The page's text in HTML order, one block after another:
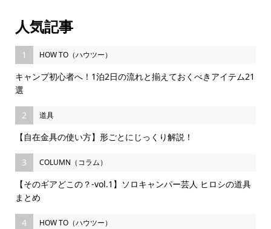
人気記事
1 HOW TO（ハウツー）
キャンプ初心者へ！1泊2日の流れと揃えておくべきアイテム21
選
2 道具
【自在金具の使い方】形ごとにじっくり解説！
3 COLUMN（コラム）
【そのギアどこの？-vol.1】ソロキャンパー芸人 ヒロシの道具
まとめ
4 HOW TO（ハウツー）